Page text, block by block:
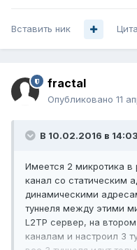
Вставить ник
fractal
Опубликовано 11
В 10.02.2016 в
Имеется 2 микротика в
канал со статическим
динамическими
туннеля между этими
L2TP сервер, на
каналам и настроил 3